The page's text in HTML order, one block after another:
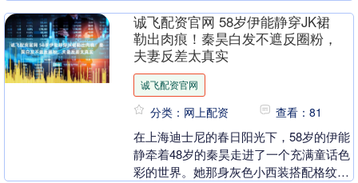
诚飞配资官网 58岁伊能静穿JK裙
勒出肉痕！秦昊白发不遮反圈粉，
夫妻反差太真实
诚飞配资官网
分类：网上配资 查看：81
在上海迪士尼的春日阳光下，58岁的伊能
静牵着48岁的秦昊走进了一个充满童话色
彩的世界。她那身灰色小西装搭配格纹短